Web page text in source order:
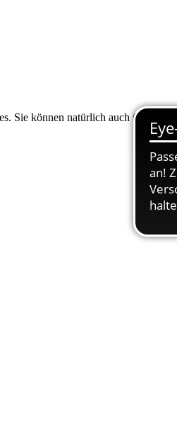
Sie können natürlich auch über